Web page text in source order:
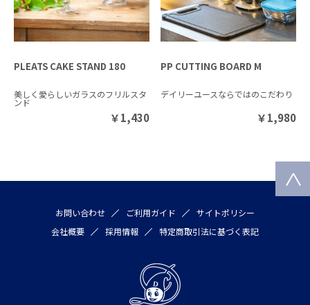
PLEATS CAKE STAND 180
美しく愛らしいガラスのフリルスタ
ンド
￥1,430
PP CUTTING BOARD M
デイリーユースならではのこだわり
￥1,980
お問い合わせ ご利用ガイド
サイトポリシー
会社概要
採用情報 特定商取引法に基づく表記